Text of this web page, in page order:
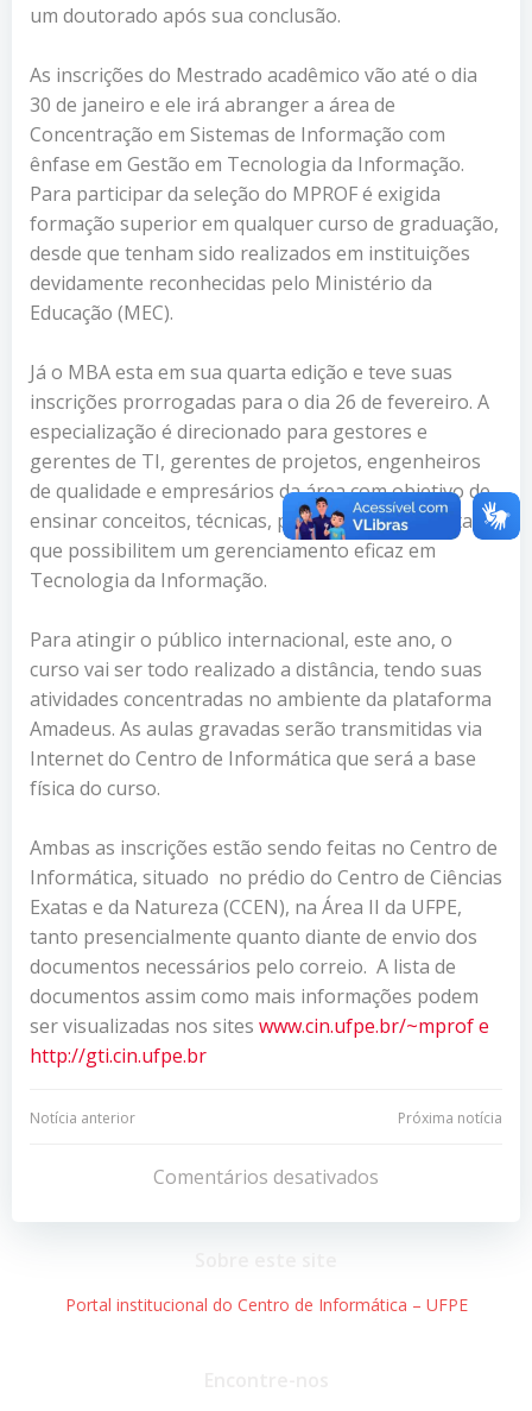
um doutorado após sua conclusão.
As inscrições do Mestrado acadêmico vão até o dia
30 de janeiro e ele irá abranger a área de
Concentração em Sistemas de Informação com
ênfase em Gestão em Tecnologia da Informação.
Para participar da seleção do MPROF é exigida
formação superior em qualquer curso de graduação,
desde que tenham sido realizados em instituições
devidamente reconhecidas pelo Ministério da
Educação (MEC).
Já o MBA esta em sua quarta edição e teve suas
inscrições prorrogadas para o dia 26 de fevereiro. A
especialização é direcionado para gestores e
gerentes de TI, gerentes de projetos, engenheiros
de qualidade e empresários da área com objetivo de
ensinar conceitos, técnicas, padrões e ferramentas
que possibilitem um gerenciamento eficaz em
Tecnologia da Informação.
Para atingir o público internacional, este ano, o
curso vai ser todo realizado a distância, tendo suas
atividades concentradas no ambiente da plataforma
Amadeus. As aulas gravadas serão transmitidas via
Internet do Centro de Informática que será a base
física do curso.
Ambas as inscrições estão sendo feitas no Centro de
Informática, situado no prédio do Centro de Ciências
Exatas e da Natureza (CCEN), na Área II da UFPE,
tanto presencialmente quanto diante de envio dos
documentos necessários pelo correio. A lista de
documentos assim como mais informações podem
ser visualizadas nos sites www.cin.ufpe.br/~mprofe
http://gti.cin.ufpe.br
Navegação
Post
Notícia anterior
Navegação
de
Post
Próxima notícia
Comentários desativados
Portal institucional do Centro de Informática – UFPE